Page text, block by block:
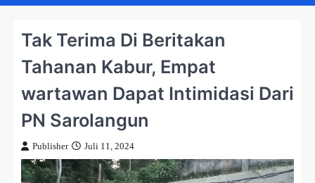
Tak Terima Di Beritakan
Tahanan Kabur, Empat
wartawan Dapat Intimidasi Dari
PN Sarolangun
Publisher Juli 11, 2024